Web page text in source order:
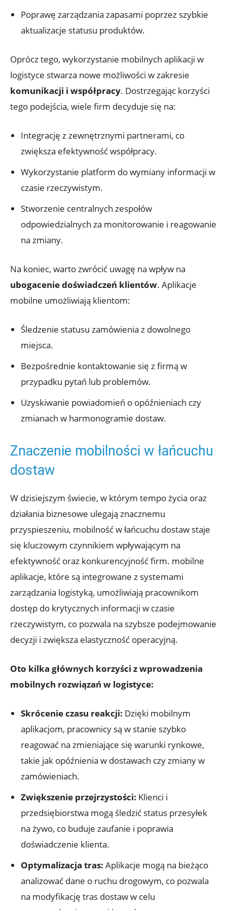
Poprawę ‍zarządzania zapasami poprzez szybkie
aktualizacje statusu produktów.
Oprócz tego, wykorzystanie mobilnych aplikacji w
logistyce stwarza nowe możliwości w zakresie
komunikacji i współpracy. Dostrzegając korzyści
tego podejścia, wiele firm decyduje się na:
Integrację z zewnętrznymi partnerami, co
zwiększa⁤ efektywność współpracy.
Wykorzystanie ‍platform do wymiany informacji w
​czasie ​rzeczywistym.
Stworzenie centralnych zespołów
odpowiedzialnych‌ za⁣ monitorowanie i reagowanie
na ‍zmiany.
Na koniec, warto⁤ zwrócić uwagę ‌na wpływ ‌na⁢
ubogacenie doświadczeń klientów. Aplikacje
mobilne umożliwiają klientom:
Śledzenie statusu zamówienia z dowolnego⁢
miejsca.
Bezpośrednie kontaktowanie się z firmą w
przypadku pytań lub problemów.
Uzyskiwanie ​powiadomień‍ o opóźnieniach czy
zmianach w harmonogramie dostaw.
Znaczenie mobilności w łańcuchu
dostaw
W dzisiejszym świecie,⁢ w⁤ którym tempo życia oraz
działania biznesowe ulegają znacznemu
przyspieszeniu, mobilność ⁣w łańcuchu dostaw ⁢staje
się kluczowym czynnikiem wpływającym na
efektywność oraz konkurencyjność firm. mobilne
aplikacje, ‌które są integrowane z ⁢systemami
zarządzania logistyką, umożliwiają pracownikom
dostęp do krytycznych informacji w⁤ czasie
rzeczywistym, co pozwala na szybsze podejmowanie
decyzji ⁢i zwiększa elastyczność ⁢operacyjną.
Oto kilka głównych korzyści z wprowadzenia
mobilnych ‍rozwiązań w​ logistyce:
Skrócenie czasu reakcji: ‍Dzięki mobilnym
aplikacjom, pracownicy są w stanie szybko
reagować na zmieniające się ⁤warunki rynkowe,
takie jak opóźnienia w dostawach czy zmiany w
zamówieniach.
Zwiększenie przejrzystości: Klienci i
przedsiębiorstwa mogą śledzić status przesyłek
na żywo, co buduje zaufanie i poprawia
doświadczenie klienta.
Optymalizacja tras: Aplikacje mogą na bieżąco
⁤analizować dane o ruchu drogowym, co ⁤pozwala
na modyfikację tras dostaw w celu